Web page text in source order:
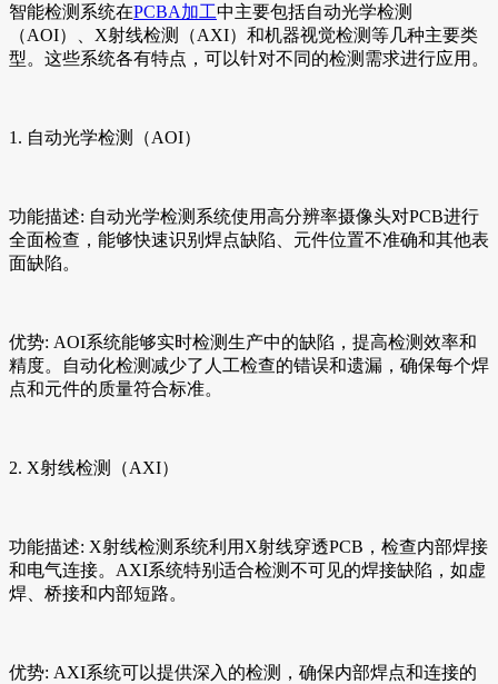
智能检测系统在PCBA加工中主要包括自动光学检测
（AOI）、X射线检测（AXI）和机器视觉检测等几种主要类
型。这些系统各有特点，可以针对不同的检测需求进行应用。
1. 自动光学检测（AOI）
功能描述: 自动光学检测系统使用高分辨率摄像头对PCB进行
全面检查，能够快速识别焊点缺陷、元件位置不准确和其他表
面缺陷。
优势: AOI系统能够实时检测生产中的缺陷，提高检测效率和
精度。自动化检测减少了人工检查的错误和遗漏，确保每个焊
点和元件的质量符合标准。
2. X射线检测（AXI）
功能描述: X射线检测系统利用X射线穿透PCB，检查内部焊接
和电气连接。AXI系统特别适合检测不可见的焊接缺陷，如虚
焊、桥接和内部短路。
优势: AXI系统可以提供深入的检测，确保内部焊点和连接的